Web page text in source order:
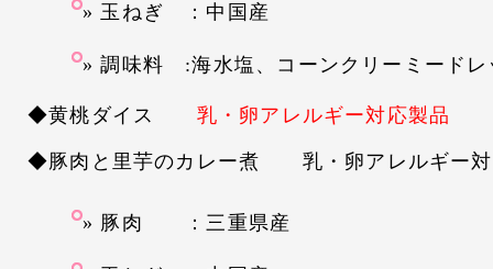
玉ねぎ ：中国産
調味料 :海水塩、コーンクリーミードレ
◆黄桃ダイス 乳・卵アレルギー対応製品
◆豚肉と里芋のカレー煮 乳・卵アレルギー
豚肉 ：三重県産